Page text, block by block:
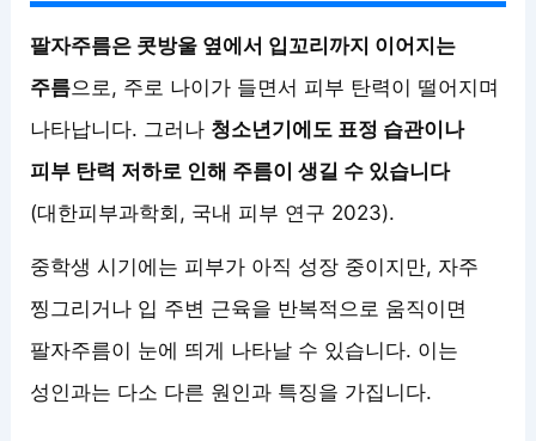
팔자주름은 콧방울 옆에서 입꼬리까지 이어지는
주름으로, 주로 나이가 들면서 피부 탄력이 떨어지며
나타납니다. 그러나 청소년기에도 표정 습관이나
피부 탄력 저하로 인해 주름이 생길 수 있습니다
(대한피부과학회, 국내 피부 연구 2023).
중학생 시기에는 피부가 아직 성장 중이지만, 자주
찡그리거나 입 주변 근육을 반복적으로 움직이면
팔자주름이 눈에 띄게 나타날 수 있습니다. 이는
성인과는 다소 다른 원인과 특징을 가집니다.